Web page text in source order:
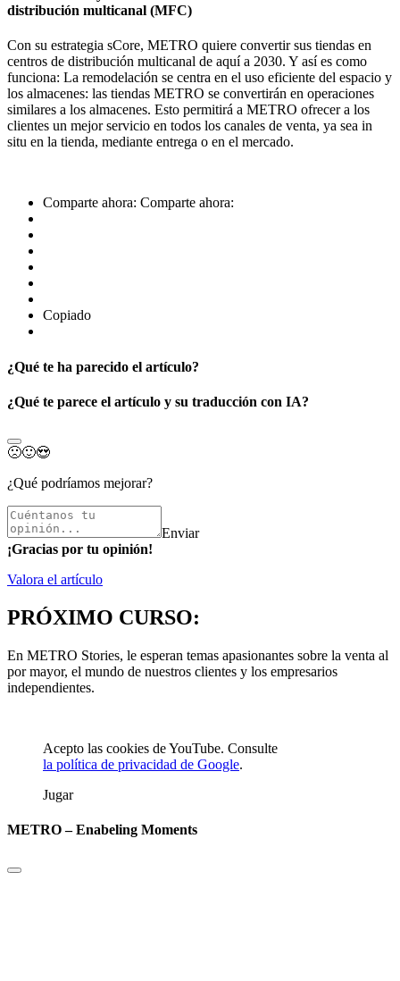
distribución multicanal (MFC)
Con su estrategia sCore, METRO quiere convertir sus tiendas en
centros de distribución multicanal de aquí a 2030. Y así es como
funciona: La remodelación se centra en el uso eficiente del espacio y
los almacenes: las tiendas METRO se convertirán en operaciones
similares a los almacenes. Esto permitirá a METRO ofrecer a los
clientes un mejor servicio en todos los canales de venta, ya sea in
situ en la tienda, mediante entrega o en el mercado.
Comparte ahora: Comparte ahora:
Copiado
¿Qué te ha parecido el artículo?
¿Qué te parece el artículo y su traducción con IA?
🙁🙂😍
¿Qué podríamos mejorar?
Enviar
¡Gracias por tu opinión!
Valora el artículo
PRÓXIMO CURSO:
En METRO Stories, le esperan temas apasionantes sobre la venta al
por mayor, el mundo de nuestros clientes y los empresarios
independientes.
Acepto las cookies de YouTube. Consulte
la política de privacidad de Google.
Jugar
METRO – Enabeling Moments